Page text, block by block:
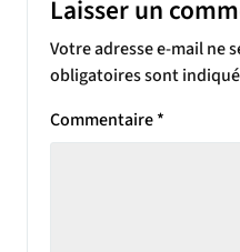
Laisser un
Votre adresse e-mail ne
obligatoires sont
Commentaire*